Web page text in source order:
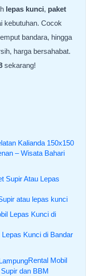
lepas kunci, paket
kebutuhan. Cocok
bandara, hingga
harga bersahabat.
sekarang!
– Wisata Bahari
atau lepas kunci
Kunci di Bandar
Rental Mobil
dan BBM